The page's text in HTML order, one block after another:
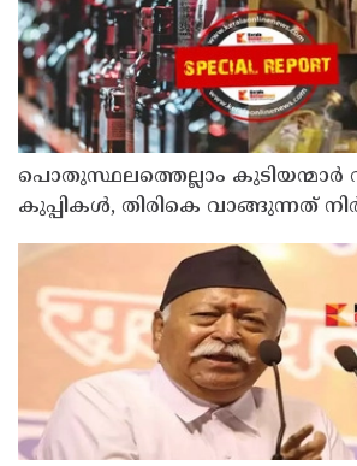
പൊതുസ്ഥലത്തെല്ലാം കുടിയന്മാര്‍
കുപ്പികള്‍, തിരികെ വാങ്ങുന്നത്
നിര്‍ത്തിയത് എന്തിന്?
തീരുമാനമോ?